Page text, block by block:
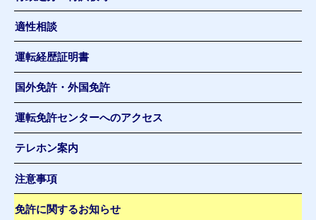
適性相談
運転経歴証明書
国外免許・外国免許
運転免許センターへのアクセス
テレホン案内
注意事項
免許に関するお知らせ